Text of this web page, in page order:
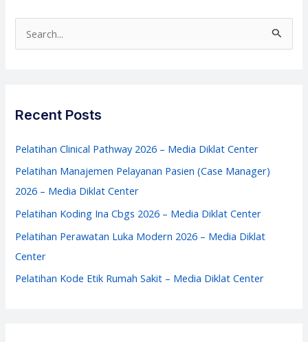
–
Media
e
f
o
r
Recent Posts
Pelatihan Clinical Pathway 2026 – Media Diklat Center
Pelatihan Manajemen Pelayanan Pasien (Case Manager)
2026 – Media Diklat Center
Pelatihan Koding Ina Cbgs 2026 – Media Diklat Center
Pelatihan Perawatan Luka Modern 2026 – Media Diklat
Center
Pelatihan Kode Etik Rumah Sakit – Media Diklat Center